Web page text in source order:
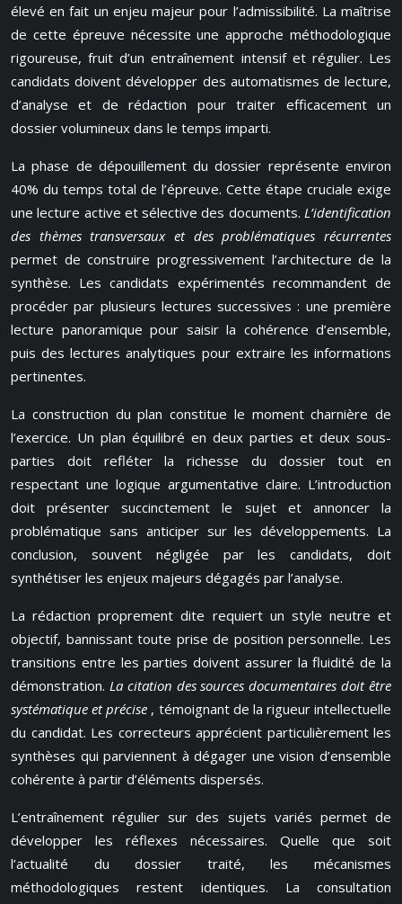
élevé en fait un enjeu majeur pour l’admissibilité. La maîtrise
de cette épreuve nécessite une approche méthodologique
rigoureuse, fruit d’un entraînement intensif et régulier. Les
candidats doivent développer des automatismes de lecture,
d’analyse et de rédaction pour traiter efficacement un
dossier volumineux dans le temps imparti.
La phase de dépouillement du dossier représente environ
40% du temps total de l’épreuve. Cette étape cruciale exige
une lecture active et sélective des documents. L’identification
des thèmes transversaux et des problématiques récurrentes
permet de construire progressivement l’architecture de la
synthèse. Les candidats expérimentés recommandent de
procéder par plusieurs lectures successives : une première
lecture panoramique pour saisir la cohérence d’ensemble,
puis des lectures analytiques pour extraire les informations
pertinentes.
La construction du plan constitue le moment charnière de
l’exercice. Un plan équilibré en deux parties et deux sous-
parties doit refléter la richesse du dossier tout en
respectant une logique argumentative claire. L’introduction
doit présenter succinctement le sujet et annoncer la
problématique sans anticiper sur les développements. La
conclusion, souvent négligée par les candidats, doit
synthétiser les enjeux majeurs dégagés par l’analyse.
La rédaction proprement dite requiert un style neutre et
objectif, bannissant toute prise de position personnelle. Les
transitions entre les parties doivent assurer la fluidité de la
démonstration. La citation des sources documentaires doit être
systématique et précise , témoignant de la rigueur intellectuelle
du candidat. Les correcteurs apprécient particulièrement les
synthèses qui parviennent à dégager une vision d’ensemble
cohérente à partir d’éléments dispersés.
L’entraînement régulier sur des sujets variés permet de
développer les réflexes nécessaires. Quelle que soit
l’actualité du dossier traité, les mécanismes
méthodologiques restent identiques. La consultation